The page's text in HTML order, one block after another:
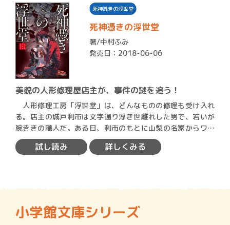
死神憑きの浮世堂
死神憑きの浮世堂
著/中村ふみ
発売日：2018-06-06
美貌の人形修理屋店主が、事件の謎を追う！
人形修理工房「浮世堂」は、どんなものの修理も受け入れ
る。店主の城戸利市は文字通り浮き世離れした男で、若いが
腕ききの職人だ。ある日、利市のもとに山梨の名家からワケ
ありらし…
試し読み 詳しくみる
小学館文庫シリーズ